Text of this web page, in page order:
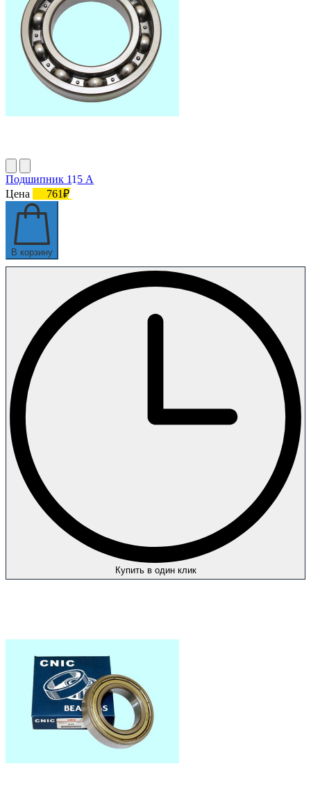
Подшипник 115 А
Цена
761₽
В корзину
Купить в один клик